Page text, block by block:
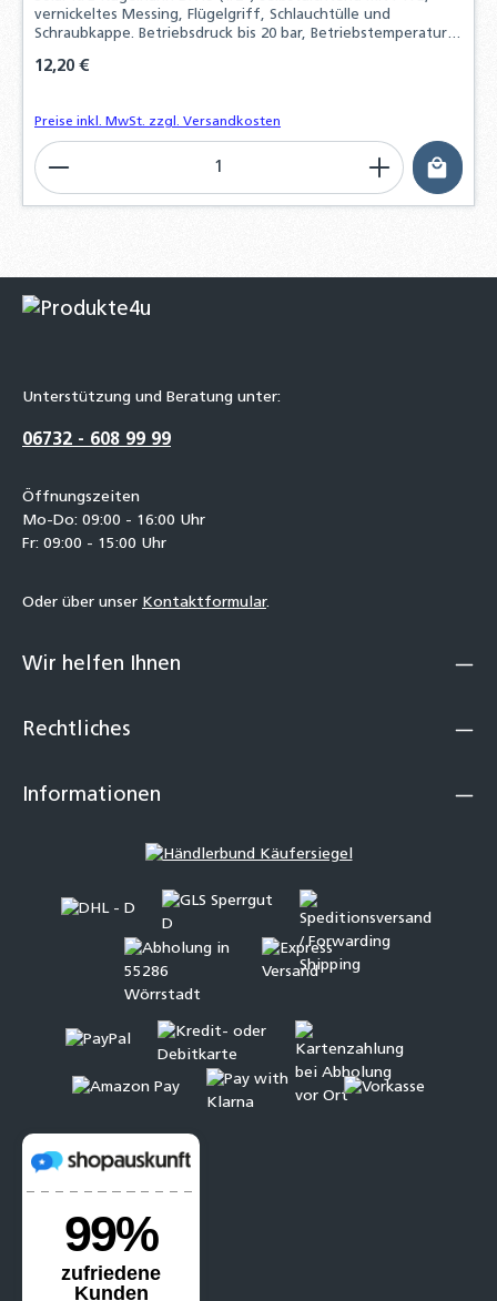
vernickeltes Messing, Flügelgriff, Schlauchtülle und
Schraubkappe. Betriebsdruck bis 20 bar, Betriebstemperatur
Regulärer Preis:
12,20 €
Preise inkl. MwSt. zzgl. Versandkosten
Produkt Anzahl: Gib den gewünschten Wert
Unterstützung und Beratung unter:
06732 - 608 99 99
Öffnungszeiten
Mo-Do: 09:00 - 16:00 Uhr
Fr: 09:00 - 15:00 Uhr
Oder über unser Kontaktformular.
Wir helfen Ihnen
Rechtliches
Informationen